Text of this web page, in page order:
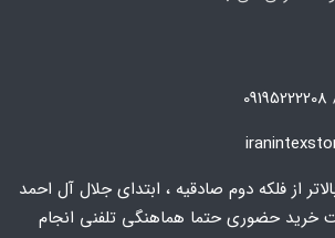
، بالاتر از فلکه دوم صادقیه ، ابتدای جلال آل احمد
۴۶۵ جهت خرید حضوری حتما هماهنگی تلفنی انجام